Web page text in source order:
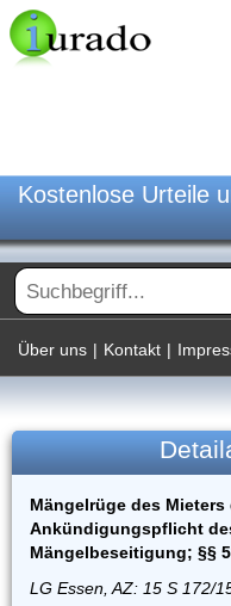
Kostenlose Urteile
Über uns | Kontakt |
Mängelrüge des
Ankündigungspflicht
Mängelbeseitigung; §§
LG Essen, AZ: 15 S 172/